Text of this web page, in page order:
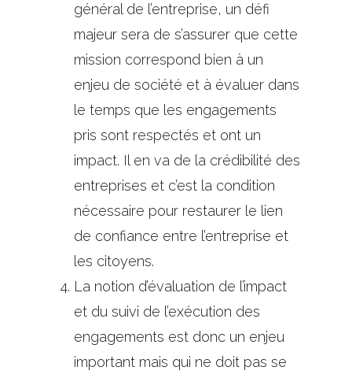
général de l’entreprise, un défi
majeur sera de s’assurer que cette
mission correspond bien à un
enjeu de société et à évaluer dans
le temps que les engagements
pris sont respectés et ont un
impact. Il en va de la crédibilité des
entreprises et c’est la condition
nécessaire pour restaurer le lien
de confiance entre l’entreprise et
les citoyens.
La notion d’évaluation de l’impact
et du suivi de l’exécution des
engagements est donc un enjeu
important mais qui ne doit pas se